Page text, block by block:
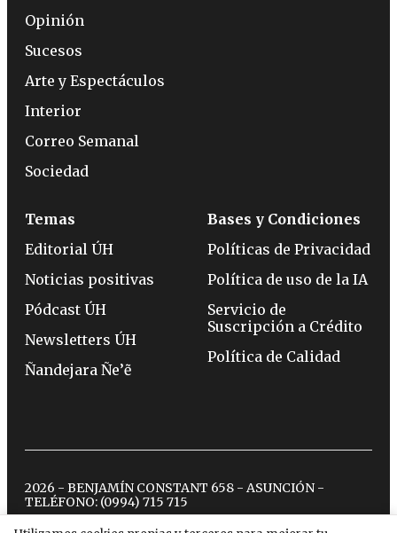
Opinión
Sucesos
Arte y Espectáculos
Interior
Correo Semanal
Sociedad
Temas
Editorial ÚH
Noticias positivas
Pódcast ÚH
Newsletters ÚH
Ñandejara Ñe’ẽ
Bases y Condiciones
Políticas de Privacidad
Política de uso de la IA
Servicio de
Suscripción a Crédito
Política de Calidad
2026 - BENJAMÍN CONSTANT 658 - ASUNCIÓN -
TELÉFONO: (0994) 715 715